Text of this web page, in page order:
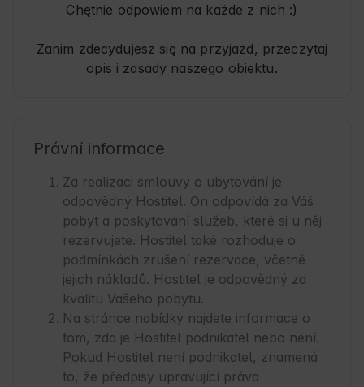
Chętnie odpowiem na każde z nich :)
Zanim zdecydujesz się na przyjazd, przeczytaj
Právní informace
Za realizaci smlouvy o ubytování je
odpovědný Hostitel. On odpovídá za Váš
pobyt a poskytování služeb, které si u něj
rezervujete. Hostitel také rozhoduje o
podmínkách zrušení rezervace, včetně
jejich nákladů. Hostitel je odpovědný za
kvalitu Vašeho pobytu.
Na stránce nabídky najdete informace o
tom, zda je Hostitel podnikatel nebo není.
Pokud Hostitel není podnikatel, znamená
to, že předpisy upravující práva